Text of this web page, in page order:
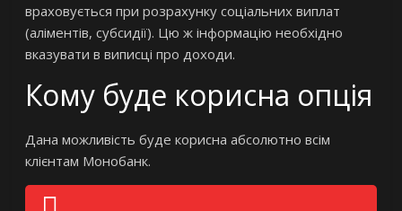
враховується при розрахунку соціальних виплат
(аліментів, субсидії). Цю ж інформацію необхідно
вказувати в виписці про доходи.
Кому буде корисна опція
Дана можливість буде корисна абсолютно всім
клієнтам Монобанк.